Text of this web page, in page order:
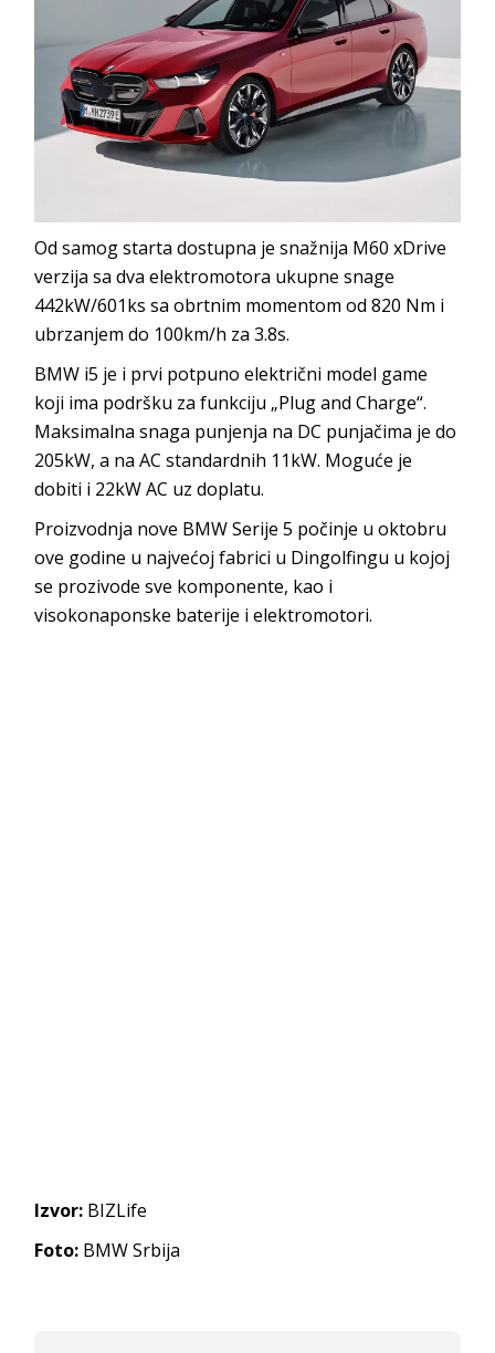
Od samog starta dostupna je snažnija M60 xDrive
verzija sa dva elektromotora ukupne snage
442kW/601ks sa obrtnim momentom od 820 Nm i
ubrzanjem do 100km/h za 3.8s.
BMW i5 je i prvi potpuno električni model game
koji ima podršku za funkciju „Plug and Charge“.
Maksimalna snaga punjenja na DC punjačima je do
205kW, a na AC standardnih 11kW. Moguće je
dobiti i 22kW AC uz doplatu.
Proizvodnja nove BMW Serije 5 počinje u oktobru
ove godine u najvećoj fabrici u Dingolfingu u kojoj
se prozivode sve komponente, kao i
visokonaponske baterije i elektromotori.
Izvor: BIZLife
Foto: BMW Srbija